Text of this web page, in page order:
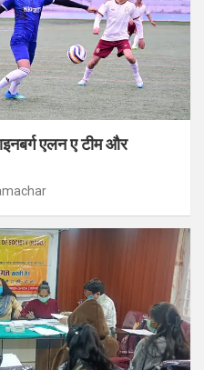
एलन ए टीम और